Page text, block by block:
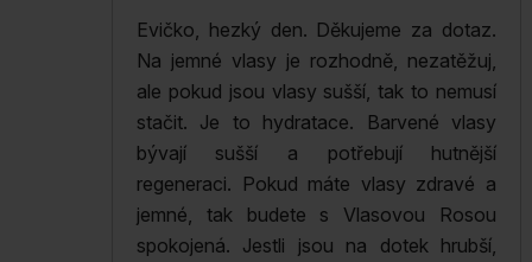
Evičko, hezký den. Děkujeme za dotaz.
Na jemné vlasy je rozhodně, nezatěžuj,
ale pokud jsou vlasy sušší, tak to nemusí
stačit. Je to hydratace. Barvené vlasy
bývají sušší a potřebují hutnější
regeneraci. Pokud máte vlasy zdravé a
jemné, tak budete s Vlasovou Rosou
spokojená. Jestli jsou na dotek hrubší,